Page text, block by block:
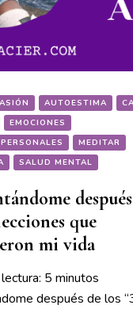
AUTOESTIMA
EMOCIONES
MEDITAR
SALUD MENTAL
que
mi vida
5 minutos
después de los